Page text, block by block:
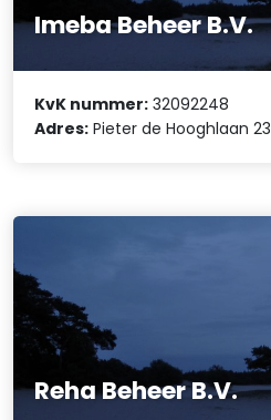
Imeba Beheer B.V.
KvK nummer: 32092248
Adres: Pieter de Hooghlaan 23
Reha Beheer B.V.